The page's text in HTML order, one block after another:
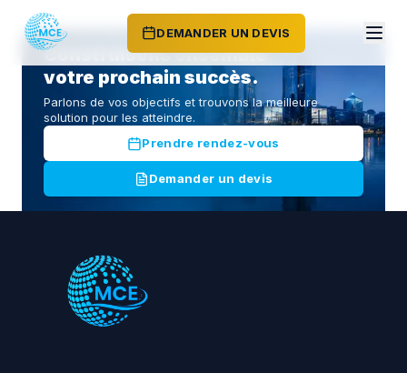
DEMANDER UN DEVIS
Construisons ensemble
votre prochain succès.
Parlons de vos objectifs et trouvons la meilleure
solution pour les atteindre.
Prendre rendez-vous
Demander un devis